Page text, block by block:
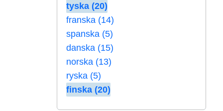
tyska (20)
franska (14)
spanska (5)
danska (15)
norska (13)
ryska (5)
finska (20)